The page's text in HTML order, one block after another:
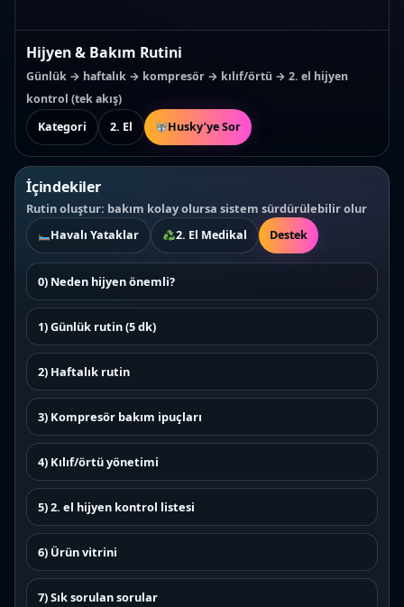
Hijyen & Bakım Rutini
Günlük → haftalık → kompresör → kılıf/örtü → 2. el hijyen
kontrol (tek akış)
Kategori
2. El Husky’ye Sor
İçindekiler
Rutin oluştur: bakım kolay olursa sistem sürdürülebilir olur
Havalı Yataklar 2. El Medikal Destek
0) Neden hijyen önemli?
1) Günlük rutin (5 dk)
2) Haftalık rutin
3) Kompresör bakım ipuçları
4) Kılıf/örtü yönetimi
5) 2. el hijyen kontrol listesi
6) Ürün vitrini
7) Sık sorulan sorular